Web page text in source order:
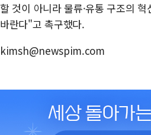
할 것이 아니라 물류·유통 구조의
바란다"고 촉구했다.
kimsh@newspim.com